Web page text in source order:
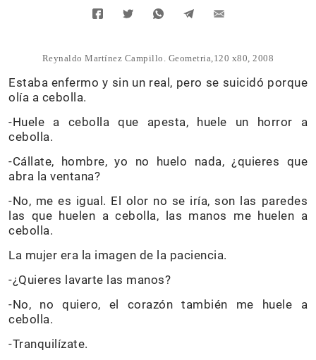
Reynaldo Martínez Campillo. Geometria,120 x80, 2008
Estaba enfermo y sin un real, pero se suicidó porque
olía a cebolla.
-Huele a cebolla que apesta, huele un horror a
cebolla.
-Cállate, hombre, yo no huelo nada, ¿quieres que
abra la ventana?
-No, me es igual. El olor no se iría, son las paredes
las que huelen a cebolla, las manos me huelen a
cebolla.
La mujer era la imagen de la paciencia.
-¿Quieres lavarte las manos?
-No, no quiero, el corazón también me huele a
cebolla.
-Tranquilízate.